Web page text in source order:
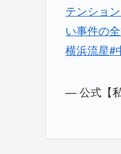
テンショ
い事件の
横浜流星#
— 公式【